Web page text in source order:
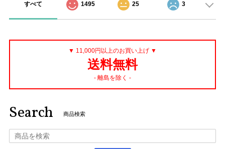
すべて 1495 25 3
▼ 11,000円以上のお買い上げ ▼
送料無料
- 離島を除く -
Search 商品検索